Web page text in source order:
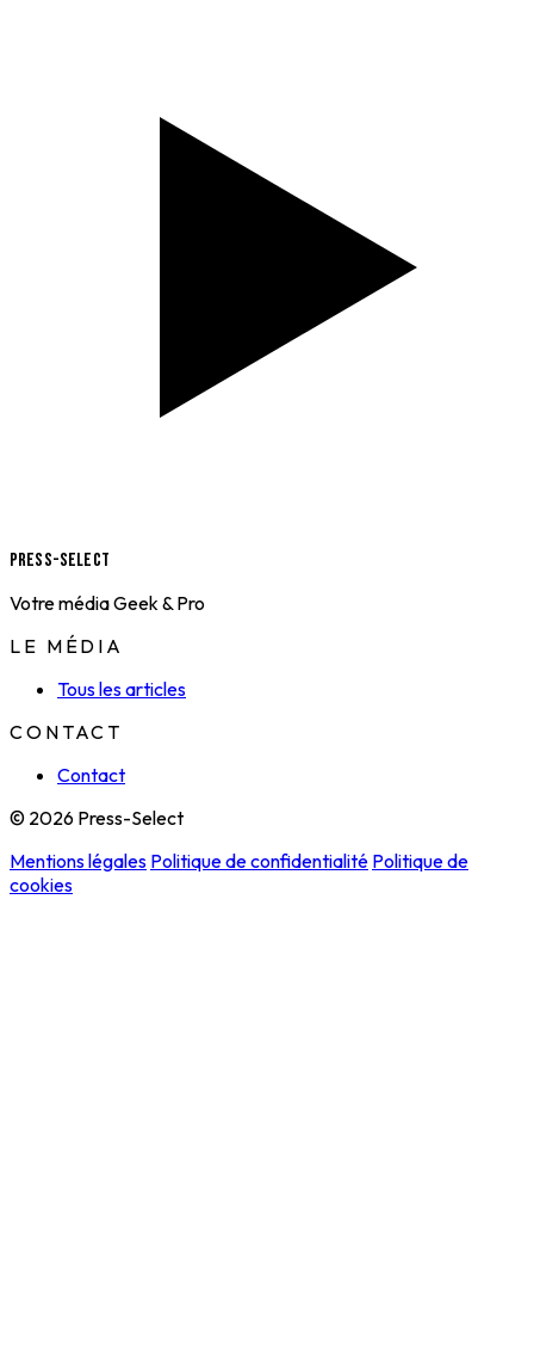
Press-Select
Votre média Geek & Pro
LE MÉDIA
Tous les articles
CONTACT
Contact
© 2026 Press-Select
Mentions légales Politique de confidentialité Politique de
cookies